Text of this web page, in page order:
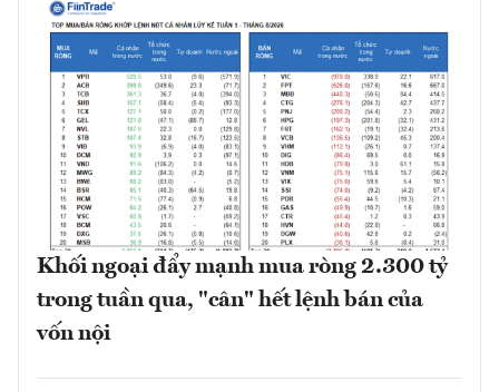
Khối ngoại đẩy mạnh mua ròng 2.300 tỷ
trong tuần qua, "cân" hết lệnh bán của
vốn nội